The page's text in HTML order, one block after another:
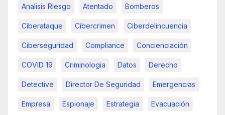
Analisis Riesgo Atentado Bomberos
Ciberataque Cibercrimen Ciberdelincuencia
Ciberseguridad Compliance Concienciación
COVID 19 Criminologia Datos Derecho
Detective Director De Seguridad Emergencias
Empresa Espionaje Estrategia Evacuación